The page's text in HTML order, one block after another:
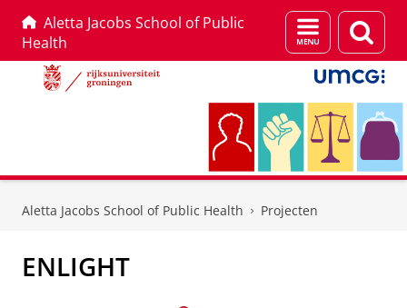
Aletta Jacobs School of Public
Health
Menu
en
zoeken
Aletta Jacobs School of Public Health Projecten
ENLIGHT